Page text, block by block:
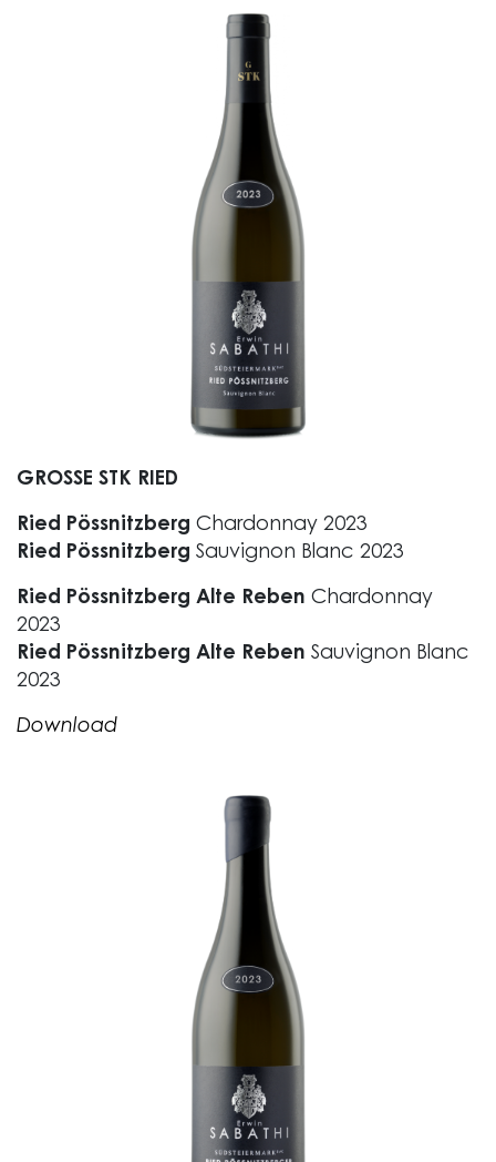
GROSSE STK RIED
Ried Pössnitzberg Chardonnay 2023
Ried Pössnitzberg Sauvignon Blanc 2023
Ried Pössnitzberg Alte Reben Chardonnay
2023
Ried Pössnitzberg Alte Reben Sauvignon Blanc
2023
Download